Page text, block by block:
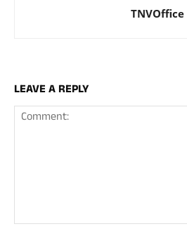
TNVOffice
LEAVE A REPLY